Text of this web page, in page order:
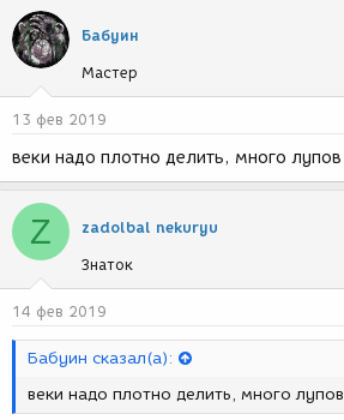
Бабуин
Мастер
13 фев 2019
веки надо плотно делить, много лупов
Z zadolbal nekuryu
Знаток
14 фев 2019
Бабуин сказал(а):
веки надо плотно делить, много лупов